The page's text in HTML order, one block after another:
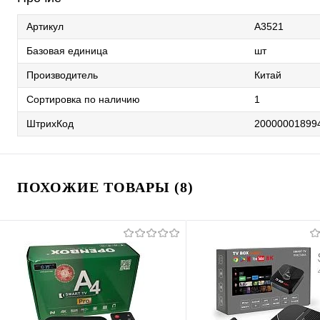
Артикул A3521
Базовая единица шт
Производитель Китай
Сортировка по наличию 1
ШтрихКод
ПОХОЖИЕ ТОВАРЫ (8)